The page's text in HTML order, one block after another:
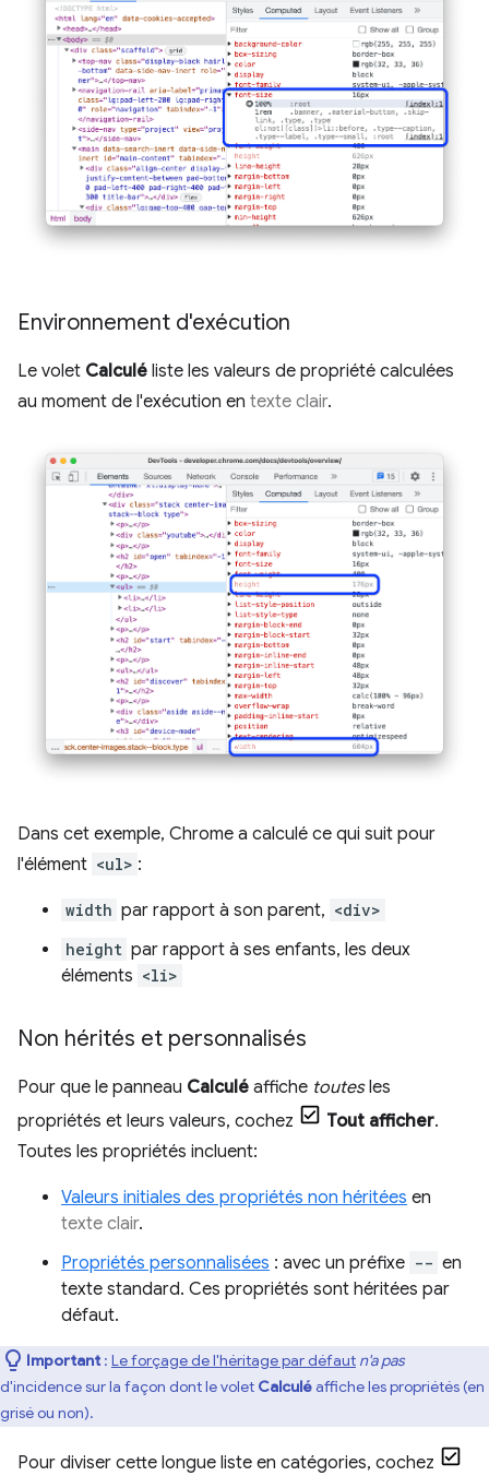
Environnement d'exécution
Le volet Calculé liste les valeurs de propriété calculées
au moment de l'exécution en texte clair.
Dans cet exemple, Chrome a calculé ce qui suit pour
l'élément <ul> :
width par rapport à son parent, <div>
height par rapport à ses enfants, les deux
éléments <li>
Non hérités et personnalisés
Pour que le panneau Calculé affiche toutesles
propriétés et leurs valeurs, cochez
Tout afficher.
Toutes les propriétés incluent:
Valeurs initiales des propriétés non héritées en
texte clair.
Propriétés personnalisées : avec un préfixe -- en
texte standard. Ces propriétés sont héritées par
défaut.
Important : Le forçage de l'héritage par défaut n'a pas
d'incidence sur la façon dont le volet Calculéaffiche les propriétés (en
grisé ou non).
Pour diviser cette longue liste en catégories, cochez